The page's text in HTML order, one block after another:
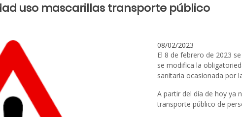
uso mascarillas transporte público
08/02/2023
El 8 de febrero de 2023
se modifica la
sanitaria ocasionada por
A partir del día de hoy ya
transporte público de